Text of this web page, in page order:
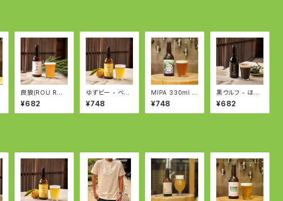
良狼(ROU RO
U)- 吉野杉のペ
ールエール - En
glish Pale Ale
¥682
ゆずビー - ベル
ジャンホワイト -
YUZU BEER b
ased on Belgi
¥748
MIPA 330ml -
深吉野インディ
アペールエール
- IPA
¥748
黒ウルフ - ほう
じ茶のスタウト -
Stout with Ro
asted green t
¥682